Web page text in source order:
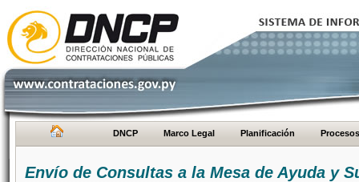
DNCP Marco Legal Planificación Procesos
Envío de Consultas a la Mesa de Ayuda y